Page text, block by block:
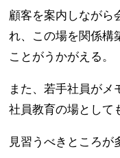
顧客を案内しながら
れ、この場を関係構
ことがうかがえる。
また、若手社員がメ
社員教育の場として
見習うべきところが